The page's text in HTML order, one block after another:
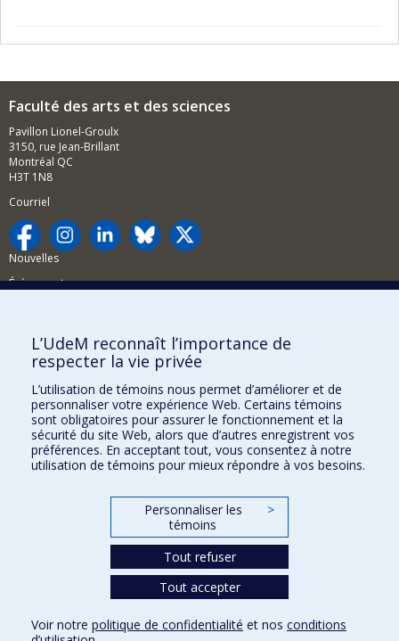
Faculté des arts et des sciences
Pavillon Lionel-Groulx
3150, rue Jean-Brillant
Montréal QC
H3T 1N8
Courriel
Nouvelles
Événements
BESOIN D'AIDE?
Plan du site
Signaler une erreur
Accessibilité
FACULTÉ DES ARTS ET DES SCIENCES
Nos programmes et cours
Conditions d’utilisation
L’UdeM reconnaît l’importance de
respecter la vie privée
L’utilisation de témoins nous permet d’améliorer et de
personnaliser votre expérience Web. Certains témoins
sont obligatoires pour assurer le fonctionnement et la
sécurité du site Web, alors que d’autres enregistrent vos
préférences. En acceptant tout, vous consentez à notre
utilisation de témoins pour mieux répondre à vos besoins.
Personnaliser les
témoins
>
Tout refuser
Tout accepter
Voir notre politique de confidentialité et nos conditions